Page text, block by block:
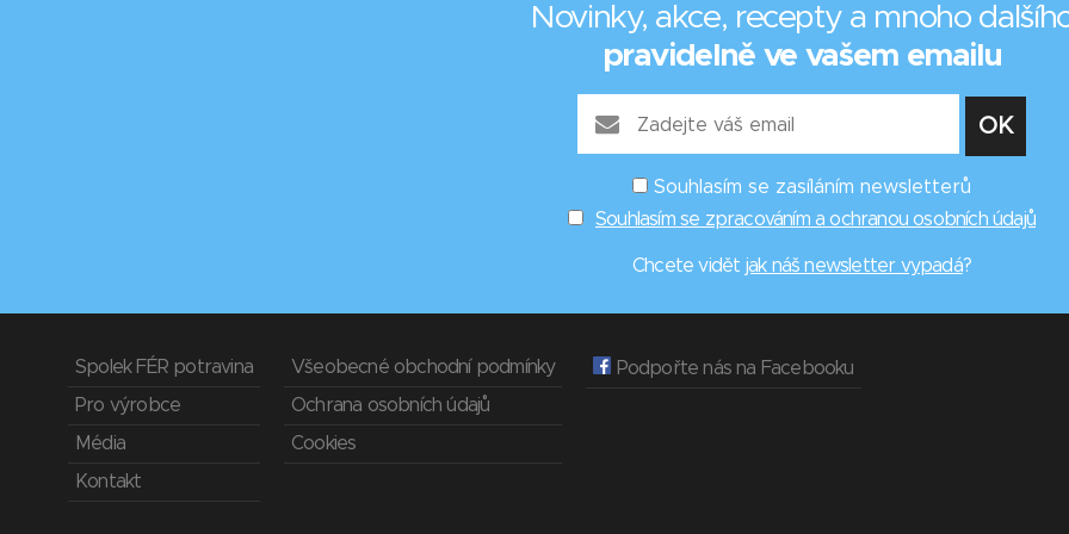
Novinky, akce, recepty a mnoho
pravidelně ve vašem emailu
Souhlasím se zasíláním newsletterů
Souhlasím se zpracováním a ochranou osobních údajů
Chcete vidět jak náš newsletter vypadá?
Spolek FÉR potravina
Pro výrobce
Média
Kontakt
Všeobecné obchodní podmínky
Ochrana osobních údajů
Cookies
Podpořte nás na Facebooku